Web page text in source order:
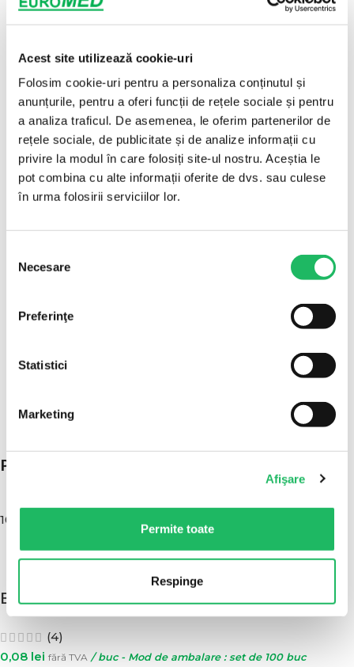
Acest site utilizează cookie-uri
Folosim cookie-uri pentru a personaliza conținutul și
anunțurile, pentru a oferi funcții de rețele sociale și pentru
a analiza traficul. De asemenea, le oferim partenerilor de
rețele sociale, de publicitate și de analize informații cu
privire la modul în care folosiți site-ul nostru. Aceștia le
pot combina cu alte informații oferite de dvs. sau culese
în urma folosirii serviciilor lor.
consimțământului
Necesare
Preferinţe
Statistici
Marketing
Afişare
Permite toate
Respinge
POLITICA DE LIVRARE
Livrarea se va face in decurs de 1-3 zile de la plasarea
comenzii.
POLITICA DE RETUR
Puteti returna produsele achizitionate in maxim 14
acestea sunt in conditii perfecte (in aceleasi conditii in
deterioare a produsului sau a ambalajului, insotit de
toate etichetele produsului si de documentele
politica completa
POATE AI NEVOIE SI DE:
100 buc/set
Botosi (cipici) de unica folosinta
(4)
0,08 lei fără TVA / buc - Mod de ambalare : set de 100 buc